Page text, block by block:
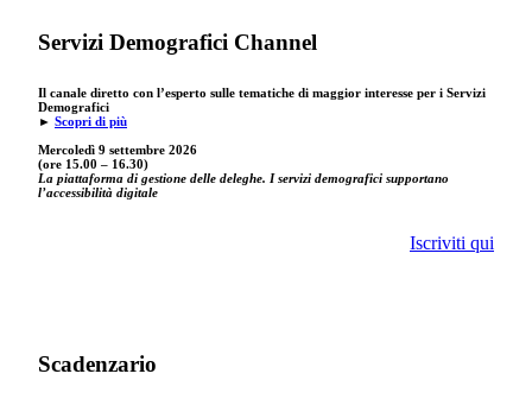
Servizi Demografici Channel
Il canale diretto con l’esperto sulle tematiche di maggior interesse per i Servizi
Demografici
► Scopri di più
Mercoledì 9 settembre 2026
(ore 15.00 – 16.30)
La piattaforma di gestione delle deleghe. I servizi demografici supportano
l’accessibilità digitale
Iscriviti qui
Scadenzario